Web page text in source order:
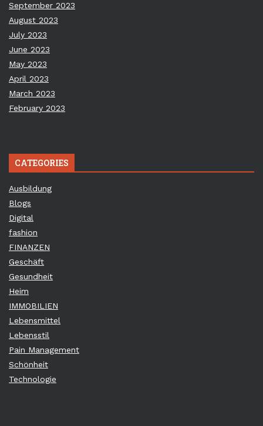
September 2023
August 2023
July 2023
June 2023
May 2023
April 2023
March 2023
February 2023
CATEGORIES
Ausbildung
Blogs
Digital
fashion
FINANZEN
Geschäft
Gesundheit
Heim
IMMOBILIEN
Lebensmittel
Lebensstil
Pain Management
Schönheit
Technologie